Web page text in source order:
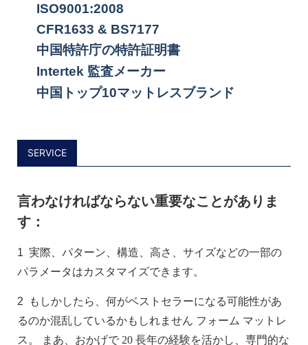
ISO9001:2008
CFR1633 & BS7177
中国特許庁の特許証明書
Intertek 監査メーカー
中国トップ10マットレスブランド
SERVICE
言わなければならない重要なことがありま
す：
1 実際、パターン、構造、高さ、サイズなどの一部の
パラメータはカスタマイズできます。
2
もしかしたら、何がベストセラーになる可能性があ
るのか​​混乱しているかもしれません フォーム マットレ
ス。 まあ、おかげで 20 長年の経験を活かし、専門的な